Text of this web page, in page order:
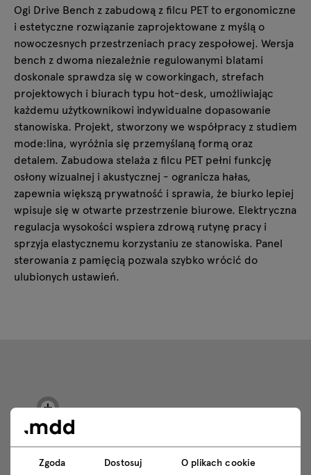
Ogi Drive Bench z zabudową z filcu PET to ergonomiczne
i estetyczne rozwiązanie zaprojektowane z myślą o
nowoczesnych przestrzeniach pracy zespołowej. Wersja
bench z dwoma niezależnie regulowanymi blatami
doskonale sprawdza się w coworkingach, strefach
projektowych i biurach typu hot-desk, umożliwiając
każdemu użytkownikowi indywidualne dopasowanie
stanowiska. Projekt, stworzony we współpracy z studiem
mode:lina, wyróżnia się przemyślaną formą oraz
detalem. Zabudowa stelaża z filcu PET pełni funkcję
osłony wizualnej i akustycznej - ogranicza hałas,
zapewnia większą prywatność i sprawia, że biurko lepiej
wpisuje się w otwarte przestrzenie biurowe. Elektryczna
regulacja wysokości wspiera zdrową rutynę pracy i
sprzyja elastycznemu korzystaniu ze stanowiska. Panel
sterowania z pamięcią pozwala szybko wrócić do
ulubionych ustawień.
Zgoda Dostosuj O plikach cookie